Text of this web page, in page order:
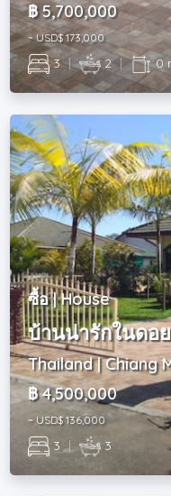
฿ 5,700,000
~ USD$ 173,000
3 | 2 | 0
ซื้อ | House
บ้านน่ารักในดอ
Thailand | Chiang
฿ 4,500,000
~ USD$ 136,000
3 | 3